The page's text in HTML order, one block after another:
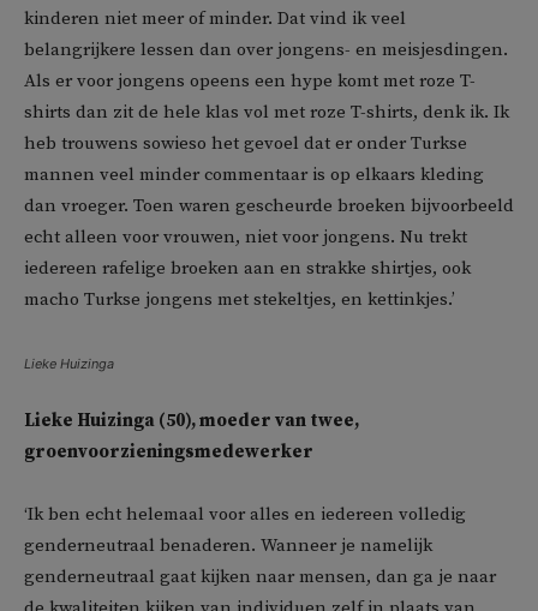
kinderen niet meer of minder. Dat vind ik veel
belangrijkere lessen dan over jongens- en meisjesdingen.
Als er voor jongens opeens een hype komt met roze T-
shirts dan zit de hele klas vol met roze T-shirts, denk ik. Ik
heb trouwens sowieso het gevoel dat er onder Turkse
mannen veel minder commentaar is op elkaars kleding
dan vroeger. Toen waren gescheurde broeken bijvoorbeeld
echt alleen voor vrouwen, niet voor jongens. Nu trekt
iedereen rafelige broeken aan en strakke shirtjes, ook
macho Turkse jongens met stekeltjes, en kettinkjes.’
Lieke Huizinga
Lieke Huizinga (50), moeder van twee,
groenvoorzieningsmedewerker
‘Ik ben echt helemaal voor alles en iedereen volledig
genderneutraal benaderen. Wanneer je namelijk
genderneutraal gaat kijken naar mensen, dan ga je naar